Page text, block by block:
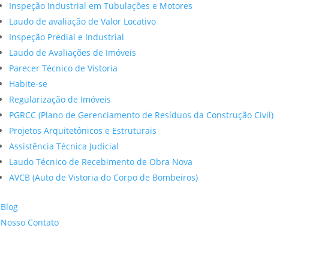
Inspeção Industrial em Tubulações e Motores
Laudo de avaliação de Valor Locativo
Inspeção Predial e Industrial
Laudo de Avaliações de Imóveis
Parecer Técnico de Vistoria
Habite-se
Regularização de Imóveis
PGRCC (Plano de Gerenciamento de Resíduos da Construção Civil)
Projetos Arquitetônicos e Estruturais
Assistência Técnica Judicial
Laudo Técnico de Recebimento de Obra Nova
AVCB (Auto de Vistoria do Corpo de Bombeiros)
Blog
Nosso Contato